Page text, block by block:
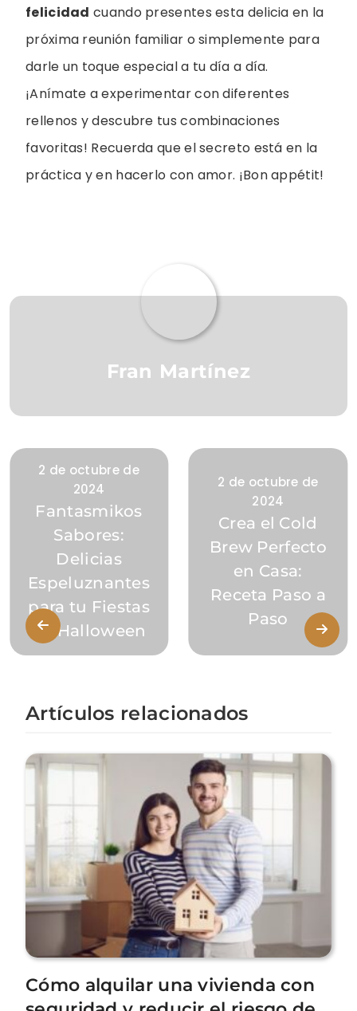
felicidad cuando presentes esta delicia en la
próxima reunión familiar o simplemente para
darle un toque especial a tu día a día.
¡Anímate a experimentar con diferentes
rellenos y descubre tus combinaciones
favoritas! Recuerda que el secreto está en la
práctica y en hacerlo con amor. ¡Bon appétit!
Fran Martínez
2 de octubre de
2024
Fantasmikos
Sabores:
Delicias
Espeluznantes
para tu Fiestas
de Halloween
2 de octubre de
2024
Crea el Cold
Brew Perfecto
en Casa:
Receta Paso a
Paso
Artículos relacionados
Cómo alquilar una vivienda con